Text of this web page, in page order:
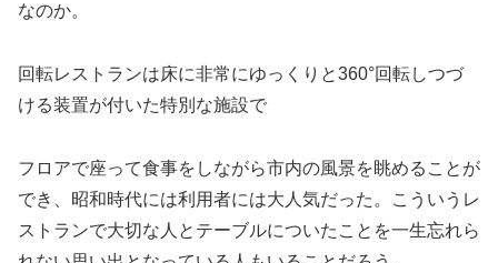
なのか。
回転レストランは床に非常にゆっくりと360°回転しつづ
ける装置が付いた特別な施設で
フロアで座って食事をしながら市内の風景を眺めることが
でき、昭和時代には利用者には大人気だった。こういうレ
ストランで大切な人とテーブルについたことを一生忘れら